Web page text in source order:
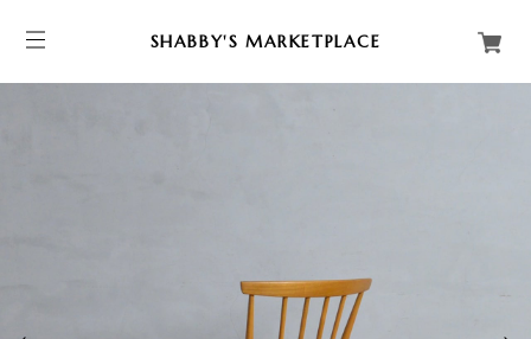
SHABBY'S MARKETPLACE